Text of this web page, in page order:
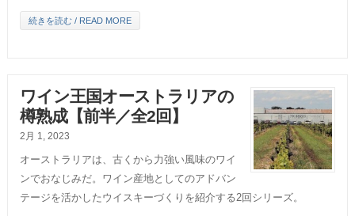
続きを読む / READ MORE
ワイン王国オーストラリアの
樽熟成【前半／全2回】
2月 1, 2023
オーストラリアは、古くから力強い風味のワイ
ンでおなじみだ。ワイン産地としてのアドバン
テージを活かしたウイスキーづくりを紹介する2回シリーズ。